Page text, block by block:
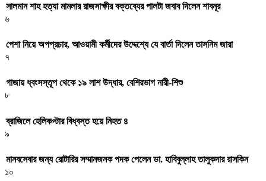
সালমান শাহ হত্যা মামলার রাজসাক্ষীর বক্তব্যের পালটা জবাব দিলেন শাবনূর
৬
পেশা নিয়ে অপপ্রচার, আওয়ামী কর্মীদের উদ্দেশ্যে যে বার্তা দিলেন তাসনিম জারা
৭
গাজায় ধ্বংসস্তূপ থেকে ১৯ লাশ উদ্ধার, বেশিরভাগ নারী-শিশু
৮
ব্রাজিলে হেলিকপ্টার বিধ্বস্ত হয়ে নিহত ৪
৯
মানবসেবার জন্য রোটারির সম্মানজনক পদক পেলেন ডা. হাবিবুল্লাহ তালুকদার রাসকিন
১০